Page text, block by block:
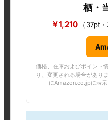
栖・
￥1,210 （37pt・
価格、在庫およびポイント
り、変更される場合があり
にAmazon.co.jpに表示